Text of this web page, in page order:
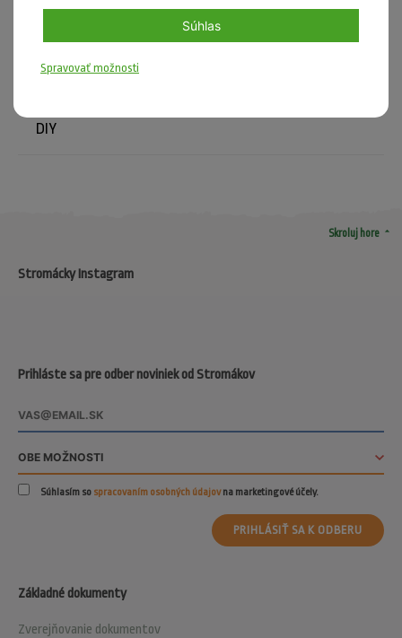
DIY
Skroluj hore arrow_drop_up
Základné dokumenty
Zverejňovanie dokumentov
Prihláste sa pre odber noviniek od Stromákov
Súhlasím so spracovaním osobných údajovna marketingové účely.
PRIHLÁSIŤ SA K ODBERU
Stromácky Instagram
Súhlas
Spravovať možnosti